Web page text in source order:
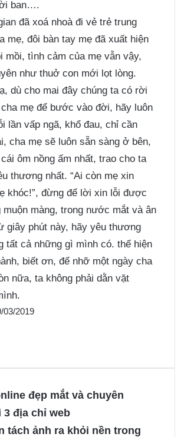
ban….
đã xoá nhoà đi vẻ trẻ trung
mẹ, đôi bàn tay mẹ đã xuất hiện
mồi, tình cảm của mẹ vẫn vậy,
như thuở con mới lọt lòng.
dù cho mai đây chúng ta có rời
mẹ để bước vào đời, hãy luôn
lần vấp ngã, khổ đau, chỉ cần
cha mẹ sẽ luôn sẵn sàng ở bên,
ôm nồng ấm nhất, trao cho ta
thương nhất. “Ai còn mẹ xin
khóc!”, đừng để lời xin lỗi được
muộn màng, trong nước mắt và ân
giây phút này, hãy yêu thương
tất cả những gì mình có. thể hiện
biết ơn, để nhỡ một ngày cha
nữa, ta không phải dằn vặt
03/2019
đẹp mắt và chuyên
địa chỉ web
tách ảnh ra khỏi nền trong